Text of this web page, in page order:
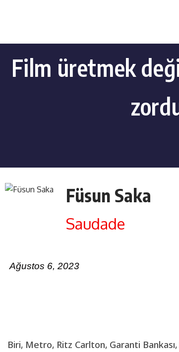
Film üretmek
Füsun Saka
Saudade
Ağustos 6, 2023
Biri, Metro, Ritz Carlton, Garanti